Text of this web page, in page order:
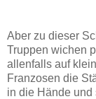
Aber zu dieser
Truppen wichen
allenfalls auf
Franzosen die
in die Hände und